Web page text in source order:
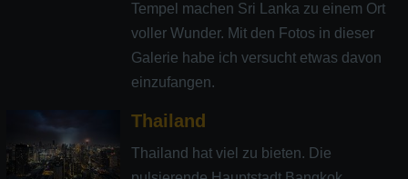
Tempel machen Sri Lanka zu einem Ort
voller Wunder. Mit den Fotos in dieser
Galerie habe ich versucht etwas davon
einzufangen.
Thailand
Thailand hat viel zu bieten. Die